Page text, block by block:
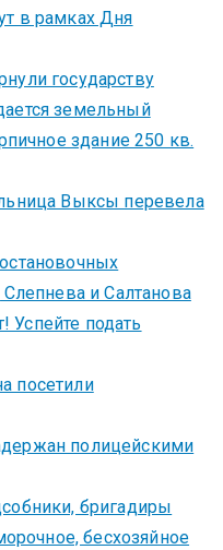
в рамках Дня
государству
земельный
здание 250 кв.
Выксы перевела
и Салтанова
подать
посетили
полицейскими
бригадиры
бесхозяйное